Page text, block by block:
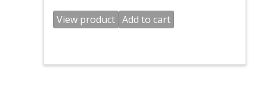
View product Add to cart